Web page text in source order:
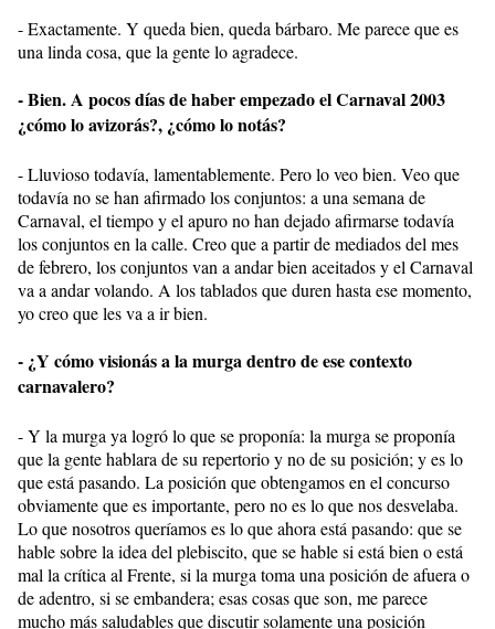
- Exactamente. Y queda bien, queda bárbaro. Me parece que es
una linda cosa, que la gente lo agradece.
- Bien. A pocos días de haber empezado el Carnaval 2003
¿cómo lo avizorás?, ¿cómo lo notás?
- Lluvioso todavía, lamentablemente. Pero lo veo bien. Veo que
todavía no se han afirmado los conjuntos: a una semana de
Carnaval, el tiempo y el apuro no han dejado afirmarse todavía
los conjuntos en la calle. Creo que a partir de mediados del mes
de febrero, los conjuntos van a andar bien aceitados y el Carnaval
va a andar volando. A los tablados que duren hasta ese momento,
yo creo que les va a ir bien.
- ¿Y cómo visionás a la murga dentro de ese contexto
carnavalero?
- Y la murga ya logró lo que se proponía: la murga se proponía
que la gente hablara de su repertorio y no de su posición; y es lo
que está pasando. La posición que obtengamos en el concurso
obviamente que es importante, pero no es lo que nos desvelaba.
Lo que nosotros queríamos es lo que ahora está pasando: que se
hable sobre la idea del plebiscito, que se hable si está bien o está
mal la crítica al Frente, si la murga toma una posición de afuera o
de adentro, si se embandera; esas cosas que son, me parece
mucho más saludables que discutir solamente una posición